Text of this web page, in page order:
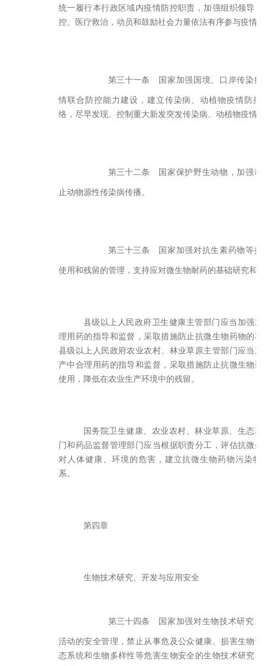
统一履行本行政区域内疫情防控职责，加强组织领导
控、医疗救治，动员和鼓励社会力量依法有序参与疫情
第三十一条 国家加强国境、口岸传染病
情联合防控能力建设，建立传染病、动植物疫情防控
络，尽早发现、控制重大新发突发传染病、动植物疫情。
第三十二条 国家保护野生动物，加强动
止动物源性传染病传播。
第三十三条 国家加强对抗生素药物等抗
使用和残留的管理，支持应对微生物耐药的基础研究和
县级以上人民政府卫生健康主管部门应当加强
理用药的指导和监督，采取措施防止抗微生物药物的
县级以上人民政府农业农村、林业草原主管部门应当
产中合理用药的指导和监督，采取措施防止抗微生物
使用，降低在农业生产环境中的残留。
国务院卫生健康、农业农村、林业草原、生态
门和药品监督管理部门应当根据职责分工，评估抗微
对人体健康、环境的危害，建立抗微生物药物污染物
系。
第四章
生物技术研究、开发与应用安全
第三十四条 国家加强对生物技术研究、
活动的安全管理，禁止从事危及公众健康、损害生物
态系统和生物多样性等危害生物安全的生物技术研究